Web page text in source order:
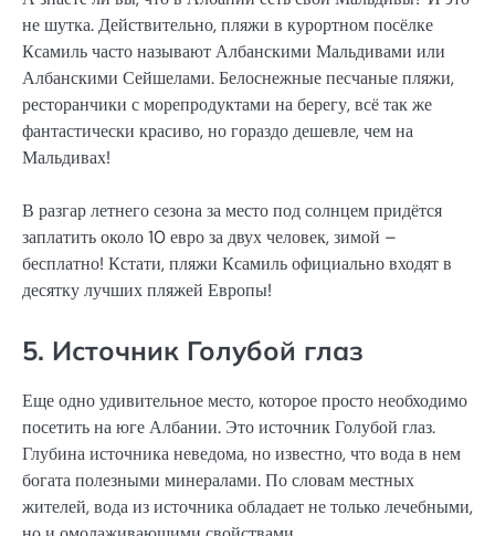
не шутка. Действительно, пляжи в курортном посёлке
Ксамиль часто называют Албанскими Мальдивами или
Албанскими Сейшелами. Белоснежные песчаные пляжи,
ресторанчики с морепродуктами на берегу, всё так же
фантастически красиво, но гораздо дешевле, чем на
Мальдивах!
В разгар летнего сезона за место под солнцем придётся
заплатить около 10 евро за двух человек, зимой –
бесплатно! Кстати, пляжи Ксамиль официально входят в
десятку лучших пляжей Европы!
5. Источник Голубой глаз
Еще одно удивительное место, которое просто необходимо
посетить на юге Албании. Это источник Голубой глаз.
Глубина источника неведома, но известно, что вода в нем
богата полезными минералами. По словам местных
жителей, вода из источника обладает не только лечебными,